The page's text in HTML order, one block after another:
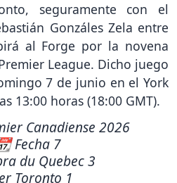
seguramente con el
Gonzáles Zela entre
al Forge por la novena
League. Dicho juego
7 de junio en el York
13:00 horas (18:00 GMT).
Canadiense 2026
Fecha 7
du Quebec 3
Toronto 1